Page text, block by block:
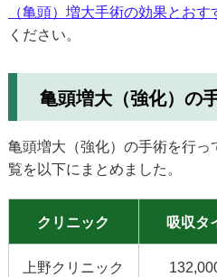
（亀頭）増大手術の効果とお
ください。
亀頭増大（強化）の
亀頭増大（強化）の手術を行っ
覧を以下にまとめました。
クリニック 吸収タ
上野クリニック